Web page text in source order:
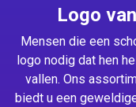
Logo
Mensen die een
logo nodig dat hen
vallen. Ons
biedt u een